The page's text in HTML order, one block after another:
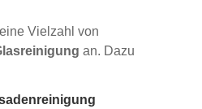
Vielzahl von
an. Dazu